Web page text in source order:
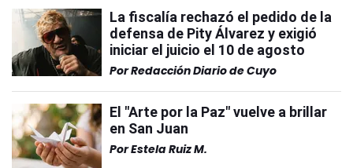
La fiscalía rechazó el pedido de la
defensa de Pity Álvarez y exigió
iniciar el juicio el 10 de agosto
PorRedacción Diario de Cuyo
El "Arte por la Paz" vuelve a brillar
en San Juan
PorEstela Ruiz M.